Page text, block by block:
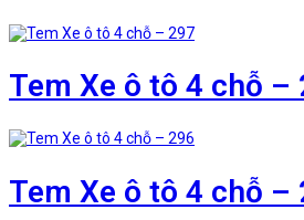
Tem Xe ô tô 4 chỗ –
Tem Xe ô tô 4 chỗ –